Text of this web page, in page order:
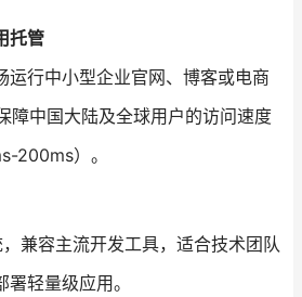
托管
运行中小型企业官网、博客或电商
障中国大陆及全球用户的访问速度
200ms）。
兼容主流开发工具，适合技术团队
轻量级应用。